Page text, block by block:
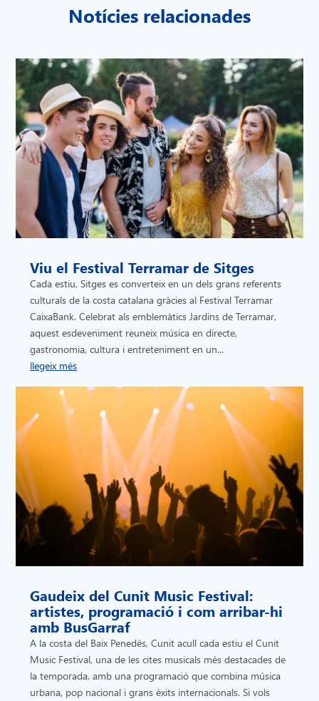
Notícies relacionades
Viu el Festival Terramar de Sitges
Cada estiu, Sitges es converteix en un dels grans referents
culturals de la costa catalana gràcies al Festival Terramar
CaixaBank. Celebrat als emblemàtics Jardins de Terramar,
aquest esdeveniment reuneix música en directe,
gastronomia, cultura i entreteniment en un...
llegeix més
Gaudeix del Cunit Music Festival:
artistes, programació i com arribar-hi
amb BusGarraf
A la costa del Baix Penedès, Cunit acull cada estiu el Cunit
Music Festival, una de les cites musicals més destacades de
la temporada, amb una programació que combina música
urbana, pop nacional i grans èxits internacionals. Si vols